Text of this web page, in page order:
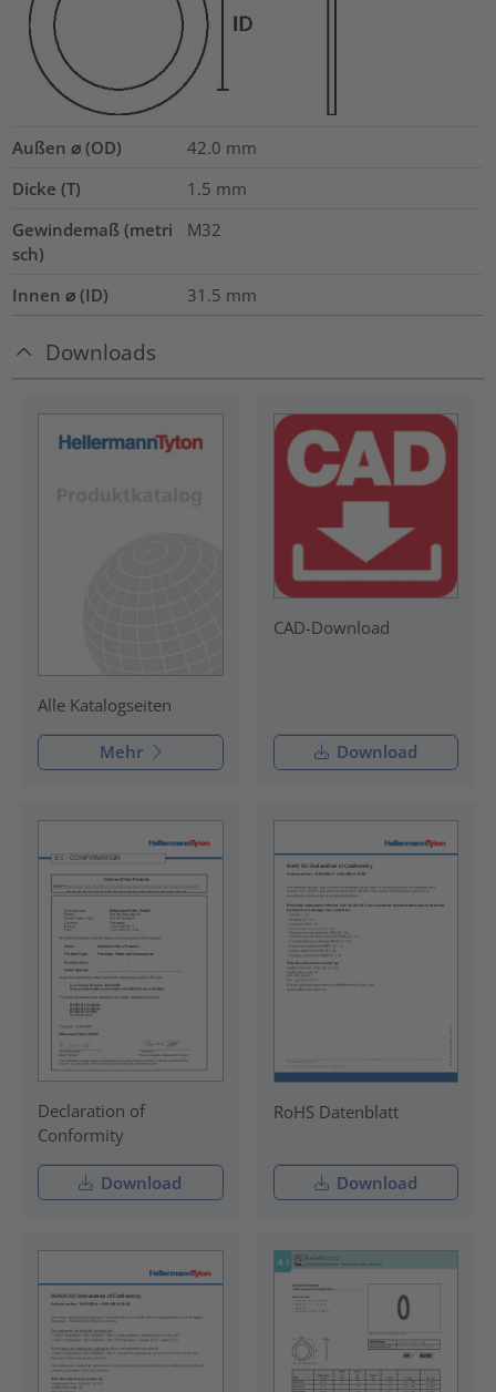
Außen ⌀ (OD) 42.0 mm
Dicke (T)
1.5 mm
Gewindemaß (metri
sch)
M32
Innen ⌀ (ID) 31.5 mm
Downloads
Alle Katalogseiten
Mehr
CAD-Download
Download
Declaration of
Conformity
Download
RoHS Datenblatt
Download